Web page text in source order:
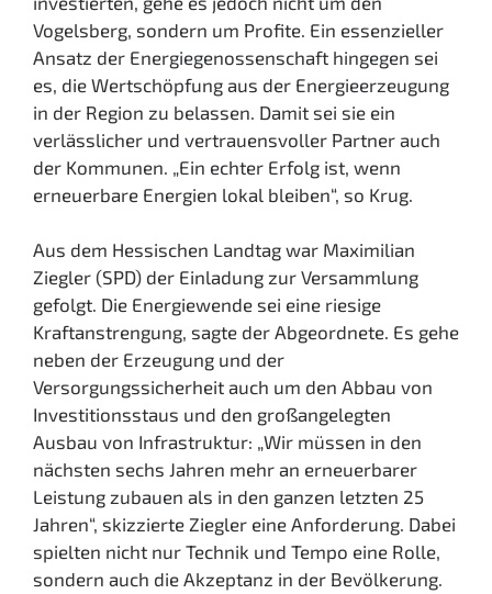
Vogelsberg, sondern um Profite. Ein essenzieller
Ansatz der Energiegenossenschaft hingegen sei
es, die Wertschöpfung aus der Energieerzeugung
in der Region zu belassen. Damit sei sie ein
verlässlicher und vertrauensvoller Partner auch
der Kommunen. „Ein echter Erfolg ist, wenn
erneuerbare Energien lokal bleiben“, so Krug.
Aus dem Hessischen Landtag war Maximilian
Ziegler (SPD) der Einladung zur Versammlung
gefolgt. Die Energiewende sei eine riesige
Kraftanstrengung, sagte der Abgeordnete. Es gehe
neben der Erzeugung und der
Versorgungssicherheit auch um den Abbau von
Investitionsstaus und den großangelegten
Ausbau von Infrastruktur: „Wir müssen in den
nächsten sechs Jahren mehr an erneuerbarer
Leistung zubauen als in den ganzen letzten 25
Jahren“, skizzierte Ziegler eine Anforderung. Dabei
spielten nicht nur Technik und Tempo eine Rolle,
sondern auch die Akzeptanz in der Bevölkerung.